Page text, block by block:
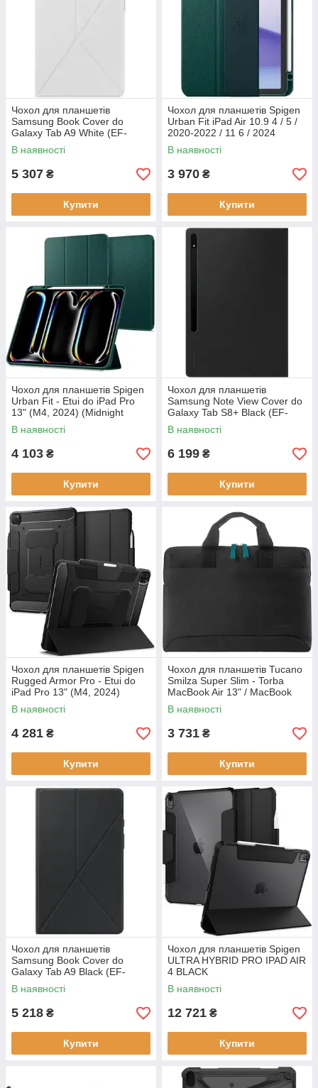
Чохол для планшетів
Samsung Book Cover do
Galaxy Tab A9 White (EF-
BX110TWEGWW)
В наявності
5 307 ₴
Купити
Чохол для планшетів Spigen
Urban Fit iPad Air 10.9 4 / 5 /
2020-2022 / 11 6 / 2024
midnight green
(8809971226851ACS07755)
В наявності
3 970 ₴
Купити
Чохол для планшетів Spigen
Urban Fit - Etui do iPad Pro
13" (M4, 2024) (Midnight
Green)
В наявності
4 103 ₴
Купити
Чохол для планшетів
Samsung Note View Cover do
Galaxy Tab S8+ Black (EF-
ZX800PBEGEU)
В наявності
6 199 ₴
Купити
Чохол для планшетів Spigen
Rugged Armor Pro - Etui do
iPad Pro 13" (M4, 2024)
(Black)
В наявності
4 281 ₴
Купити
Чохол для планшетів Tucano
Smilza Super Slim - Torba
MacBook Air 13" / MacBook
Pro 13" (Black) (BSM1314BK)
В наявності
3 731 ₴
Купити
Чохол для планшетів
Samsung Book Cover do
Galaxy Tab A9 Black (EF-
BX110TBEGWW)
В наявності
5 218 ₴
Купити
Чохол для планшетів Spigen
ULTRA HYBRID PRO IPAD AIR
4 BLACK
(8809756645020ACS02697)
В наявності
12 721 ₴
Купити